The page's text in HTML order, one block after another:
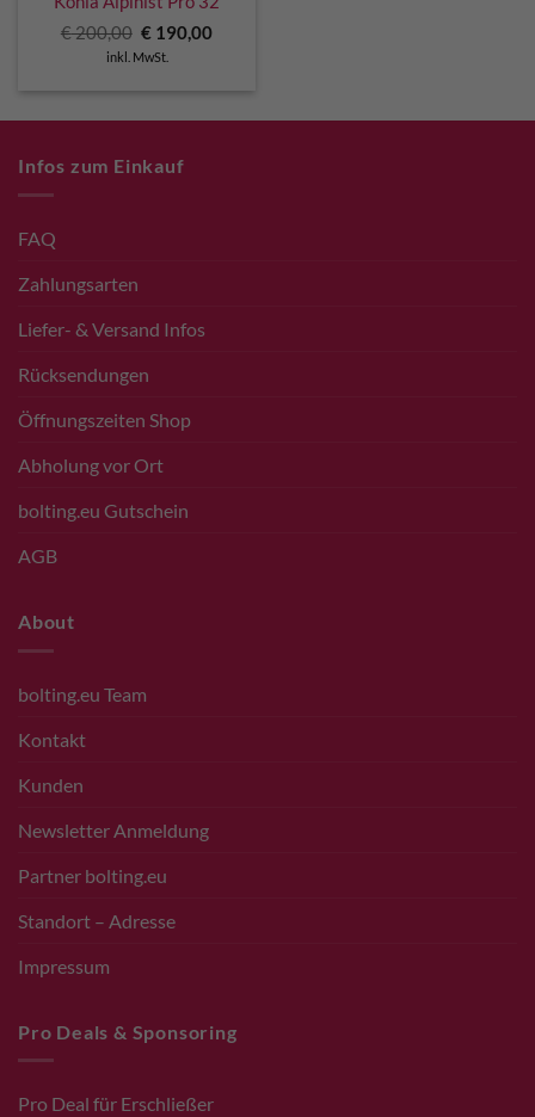
€200,00 Ursprünglicher
Preis
war:
€ 190,00Aktueller
inkl. MwSt.
Infos zum Einkauf
FAQ
Zahlungsarten
Liefer- & Versand Infos
Rücksendungen
Öffnungszeiten Shop
Abholung vor Ort
bolting.eu Gutschein
AGB
About
bolting.eu Team
Kontakt
Kunden
Newsletter Anmeldung
Partner bolting.eu
Standort – Adresse
Impressum
Pro Deals & Sponsoring
Pro Deal für Erschließer